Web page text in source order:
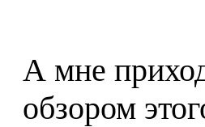
А мне
обзором